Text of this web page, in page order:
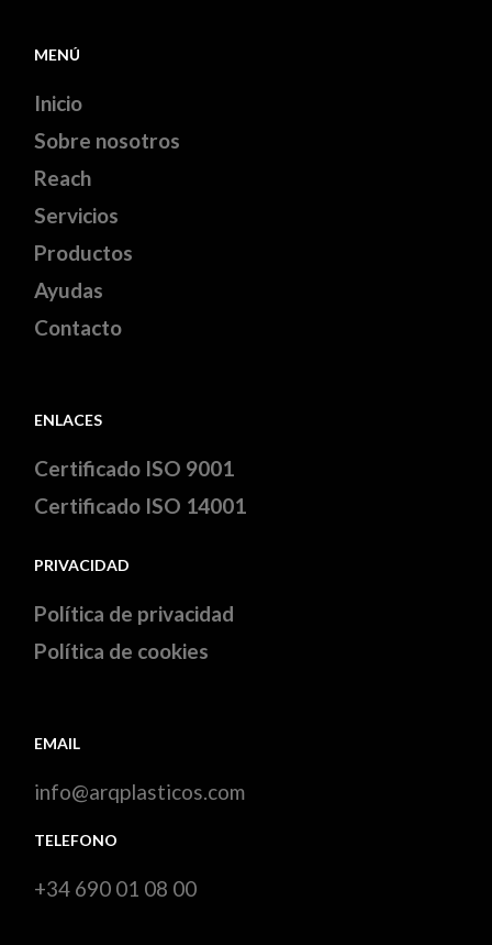
MENÚ
Inicio
Sobre nosotros
Reach
Servicios
Productos
Ayudas
Contacto
ENLACES
Certificado ISO 9001
Certificado ISO 14001
PRIVACIDAD
Política de privacidad
Política de cookies
EMAIL
info@arqplasticos.com
TELEFONO
+34 690 01 08 00